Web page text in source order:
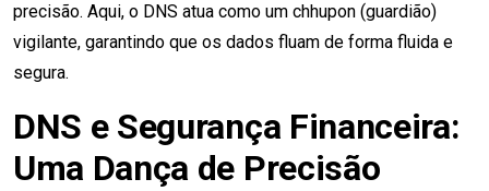
precisão. Aqui, o DNS atua como um chhupon (guardião)
vigilante, garantindo que os dados fluam de forma fluida e
segura.
DNS e Segurança Financeira:
Uma Dança de Precisão